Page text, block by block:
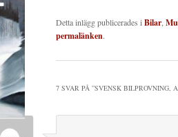
Detta inlägg publicerades i Bilar
permalänken.
7 SVAR PÅ ”SVENSK BILPROVNING,